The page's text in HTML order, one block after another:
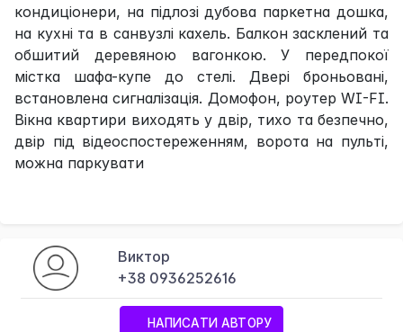
кондиціонери, на підлозі дубова паркетна дошка,
на кухні та в санвузлі кахель. Балкон засклений та
обшитий деревяною вагонкою. У передпокої
містка шафа-купе до стелі. Двері броньовані,
встановлена сигналізація. Домофон, роутер WI-FI.
Вікна квартири виходять у двір, тихо та безпечно,
двір під відеоспостереженням, ворота на пульті,
можна паркувати
Виктор
+38 0936252616
НАПИСАТИ АВТОРУ